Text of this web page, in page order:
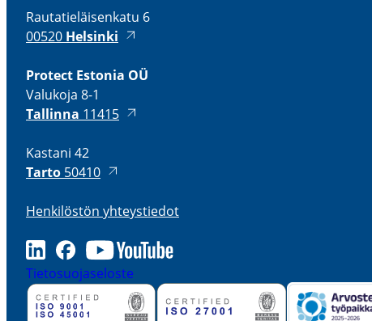
Rauta­tie­läi­senkatu 6
00520 Helsinki
Protect Estonia OÜ
Valukoja 8-1
Tallinna 11415
Kastani 42
Tarto 50410
Henki­löstön yhteys­tiedot
LinkedInFacebook
Youtube
Tieto­suo­ja­se­loste